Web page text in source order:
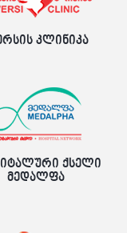
კლინიკა
ქსელი
მედალფა